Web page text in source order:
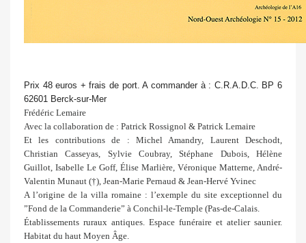
Prix 48 euros + frais de port. A commander à : C.R.A.D.C. BP 6
62601 Berck-sur-Mer
Frédéric Lemaire
Avec la collaboration de : Patrick Rossignol & Patrick Lemaire
Et les contributions de : Michel Amandry, Laurent Deschodt,
Christian Casseyas, Sylvie Coubray, Stéphane Dubois, Hélène
Guillot, Isabelle Le Goff, Élise Marlière, Véronique Matterne, André-
Valentin Munaut (†), Jean-Marie Pernaud & Jean-Hervé Yvinec
A l’origine de la villa romaine : l’exemple du site exceptionnel du
”Fond de la Commanderie” à Conchil-le-Temple (Pas-de-Calais.
Établissements ruraux antiques. Espace funéraire et atelier saunier.
Habitat du haut Moyen Âge.